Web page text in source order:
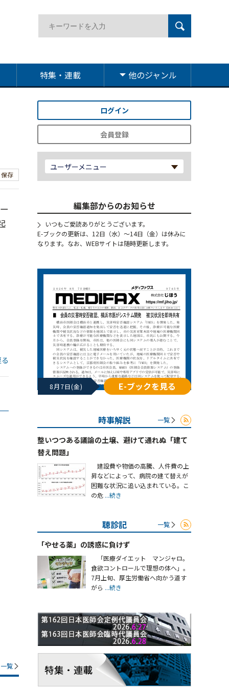
特集・連載 他のジャンル
保存
一覧
ログイン
会員登録
ユーザーメニュー
編集部からのお知らせ
いつもご愛読ありがとうございます。
E-ブックの更新は、12日（水）～14日（金）は休みに
なります。なお、WEBサイトは随時更新します。
8月7日(金) E-ブックを見る
時事解説 一覧
整いつつある議論の土壌、避けて通れぬ「建て
替え問題」
建設費や物価の高騰、人件費の上
昇などによって、病院の建て替えが
困難な状況に追い込まれている。こ
の危 ...続き
聴診記 一覧
「やせる薬」の誘惑に負けず
「医療ダイエット マンジャロ。
食欲コントロールで理想の体へ」。
7月上旬、厚生労働省へ向かう道す
がら ...続き